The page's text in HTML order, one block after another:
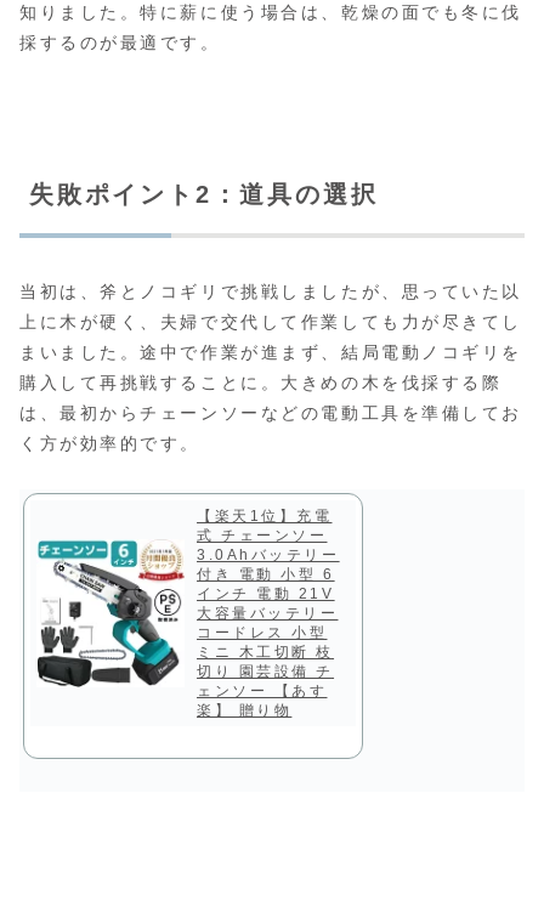
知りました。特に薪に使う場合は、乾燥の面でも冬に伐
採するのが最適です。
失敗ポイント2：道具の選択
当初は、斧とノコギリで挑戦しましたが、思っていた以
上に木が硬く、夫婦で交代して作業しても力が尽きてし
まいました。途中で作業が進まず、結局電動ノコギリを
購入して再挑戦することに。大きめの木を伐採する際
は、最初からチェーンソーなどの電動工具を準備してお
く方が効率的です。
【楽天1位】充電
式 チェーンソー
3.0Ahバッテリー
付き 電動 小型 6
インチ 電動 21V
大容量バッテリー
コードレス 小型
ミニ 木工切断 枝
切り 園芸設備 チ
ェンソー 【あす
楽】 贈り物